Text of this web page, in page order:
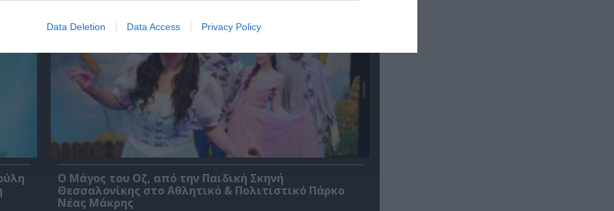
Data Deletion Data Access Privacy Policy
Ο Μάγος του Οζ, από την Παιδική Σκηνή
Θεσσαλονίκης στο Αθλητικό & Πολιτιστικό Πάρκο
Νέας Μάκρης